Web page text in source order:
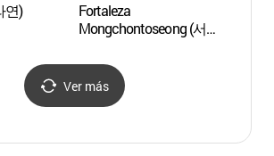
연)
Fortaleza
Mongchontoseong (서울
Ver más